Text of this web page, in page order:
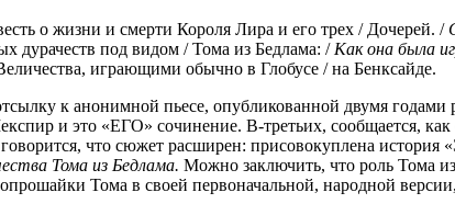
о жизни и смерти Короля Лира и его трех / Дочерей. /
дурачеств под видом / Тома из Бедлама: / Как она была
играющими обычно в Глобусе / на Бенксайде.
к анонимной пьесе, опубликованной двумя годами
и это «ЕГО» сочинение. В-третьих, сообщается,
что сюжет расширен: присовокуплена история
Тома из Бедлама. Можно заключить, что роль Тома
Тома в своей первоначальной, народной